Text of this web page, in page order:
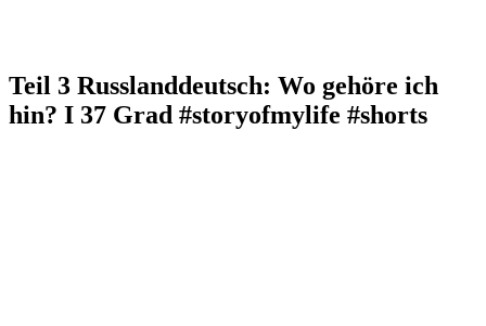
Teil 3 Russlanddeutsch: Wo gehöre ich
hin? I 37 Grad #storyofmylife #shorts